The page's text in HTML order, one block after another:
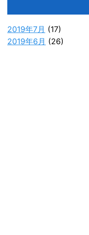
2019年7月 (17)
2019年6月 (26)